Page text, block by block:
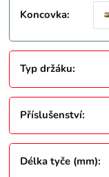
Koncovka:
Typ držáku:
Příslušenství:
Délka tyče (mm):